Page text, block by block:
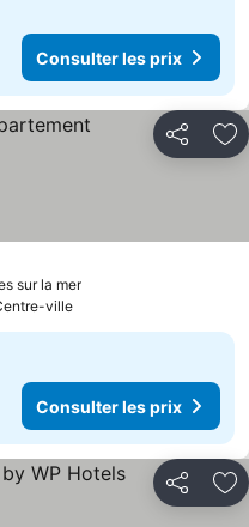
Consulter les prix
Partager
sur la mer
ville
Consulter les prix
Partager